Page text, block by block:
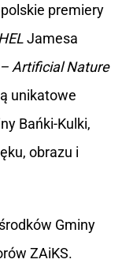
premiery
Jamesa
Artificial Nature
unikatowe
Bańki-Kulki,
obrazu i
Gminy
ZAiKS.